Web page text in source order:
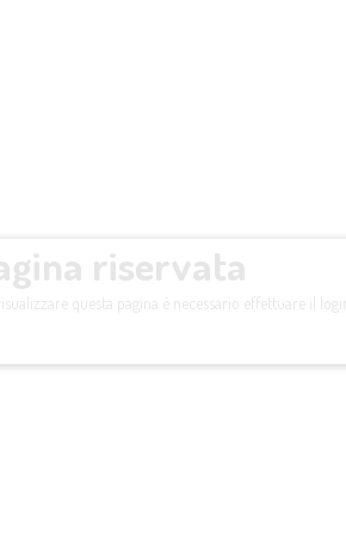
riservata
questa pagina è necessario effettuare il login